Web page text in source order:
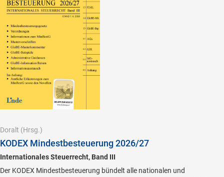
Doralt (Hrsg.)
KODEX Mindestbesteuerung 2026/27
Internationales Steuerrecht, Band III
Der KODEX Mindestbesteuerung bündelt alle nationalen und